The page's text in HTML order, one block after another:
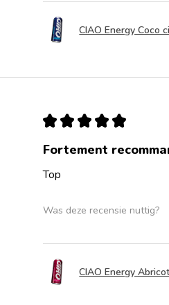
CIAO Energy Coco
★ ★ ★ ★ ★
Fortement
Top
Was deze recensie nuttig?
CIAO Energy